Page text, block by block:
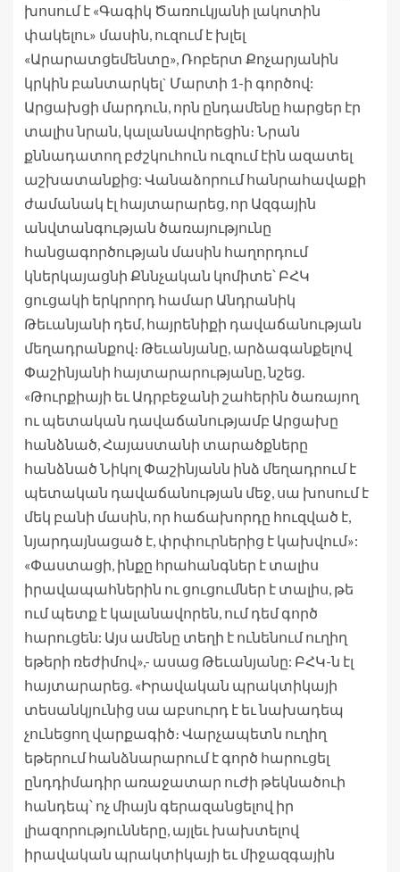
խոսում է «Գագիկ Ծառուկյանի լակոտին
փակելու» մասին, ուզում է խլել
«Արարատցեմենտը», Ռոբերտ Քոչարյանին
կրկին բանտարկել` Մարտի 1-ի գործով:
Արցախցի մարդուն, որն ընդամենը հարցեր էր
տալիս նրան, կալանավորեցին։ Նրան
քննադատող բժշկուհուն ուզում էին ազատել
աշխատանքից: Վանաձորում հանրահավաքի
ժամանակ էլ հայտարարեց, որ Ազգային
անվտանգության ծառայությունը
հանցագործության մասին հաղորդում
կներկայացնի Քննչական կոմիտե՝ ԲՀԿ
ցուցակի երկրորդ համար Անդրանիկ
Թեւանյանի դեմ, հայրենիքի դավաճանության
մեղադրանքով։ Թեւանյանը, արձագանքելով
Փաշինյանի հայտարարությանը, նշեց.
«Թուրքիայի եւ Ադրբեջանի շահերին ծառայող
ու պետական դավաճանությամբ Արցախը
հանձնած, Հայաստանի տարածքները
հանձնած Նիկոլ Փաշինյանն ինձ մեղադրում է
պետական դավաճանության մեջ, սա խոսում է
մեկ բանի մասին, որ հաճախորդը հուզված է,
նյարդայնացած է, փրփուրներից է կախվում»:
«Փաստացի, ինքը հրահանգներ է տալիս
իրավապահներին ու ցուցումներ է տալիս, թե
ում պետք է կալանավորեն, ում դեմ գործ
հարուցեն: Այս ամենը տեղի է ունենում ուղիղ
եթերի ռեժիմով»,- ասաց Թեւանյանը: ԲՀԿ-ն էլ
հայտարարեց. «Իրավական պրակտիկայի
տեսանկյունից սա աբսուրդ է եւ նախադեպ
չունեցող վարքագիծ։ Վարչապետն ուղիղ
եթերում հանձնարարում է գործ հարուցել
ընդդիմադիր առաջատար ուժի թեկնածուի
հանդեպ՝ ոչ միայն գերազանցելով իր
լիազորությունները, այլեւ խախտելով
իրավական պրակտիկայի եւ միջազգային